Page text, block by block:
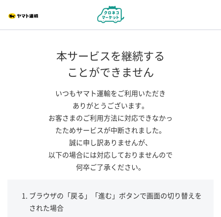
本サービスを継続する
ことができません
いつもヤマト運輸をご利用いただき
ありがとうございます。
お客さまのご利用方法に対応できなかっ
たためサービスが中断されました。
誠に申し訳ありませんが、
以下の場合には対応しておりませんので
何卒ご了承ください。
ブラウザの「戻る」「進む」ボタンで画面の切り替えを
された場合